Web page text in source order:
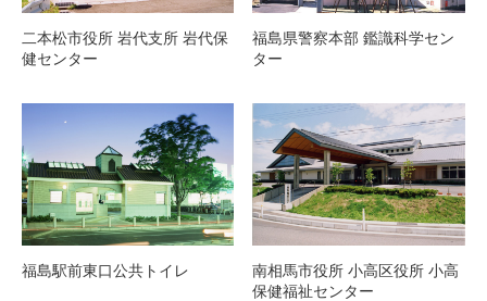
二本松市役所 岩代支所 岩代保
健センター
福島県警察本部 鑑識科学セン
ター
福島駅前東口公共トイレ
南相馬市役所 小高区役所 小高
保健福祉センター